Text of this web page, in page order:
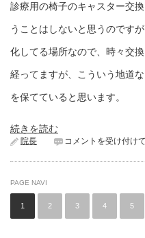
診療用の椅子のキャスター交
うことはしないと思うのです
化してる場所なので、時々交
経ってますが、こういう地道
を保てていると思います。
続きを読む
院長
キ
ス
コメントを受け付け
PAGE NAVI
1 2 3 4 5